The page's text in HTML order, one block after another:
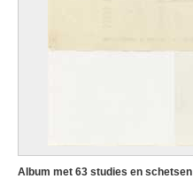
Album met 63 studies en schetsen